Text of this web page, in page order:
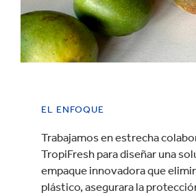
EL ENFOQUE
Trabajamos en estrecha
TropiFresh para diseñar una
empaque innovadora que
plástico, asegurara la